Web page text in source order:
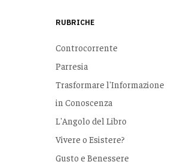
RUBRICHE
Controcorrente
Parresia
Trasformare l'Informazione
in Conoscenza
L'Angolo del Libro
Vivere o Esistere?
Gusto e Benessere